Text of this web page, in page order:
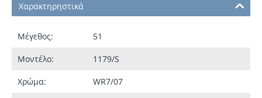
Χαρακτηρηστικά
Μέγεθος: 51
Μοντέλο: 1179/S
Χρώμα: WR7/07